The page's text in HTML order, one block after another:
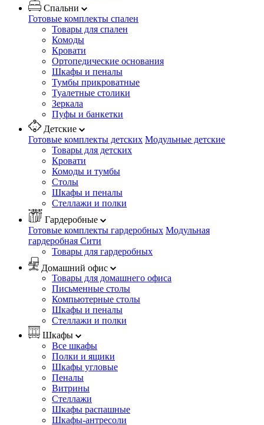
Спальни
Готовые комплекты спален
Товары для спален
Комоды
Кровати
Ортопедические основания
Шкафы и пеналы
Тумбы прикроватные
Туалетные столики
Зеркала
Пуфы и банкетки
Детские
Готовые комплекты детских Модульные детские
Товары для детских
Кровати
Комоды и тумбы
Столы
Шкафы и пеналы
Стеллажи и полки
Гардеробные
Готовые комплекты гардеробных Модульная
гардеробная Сити
Товары для гардеробных
Домашний офис
Товары для домашнего офиса
Письменные столы
Компьютерные столы
Шкафы и пеналы
Стеллажи и полки
Шкафы
Все шкафы
Полки и ящики
Шкафы угловые
Пеналы
Витрины
Стеллажи
Шкафы распашные
Шкафы-антресоли